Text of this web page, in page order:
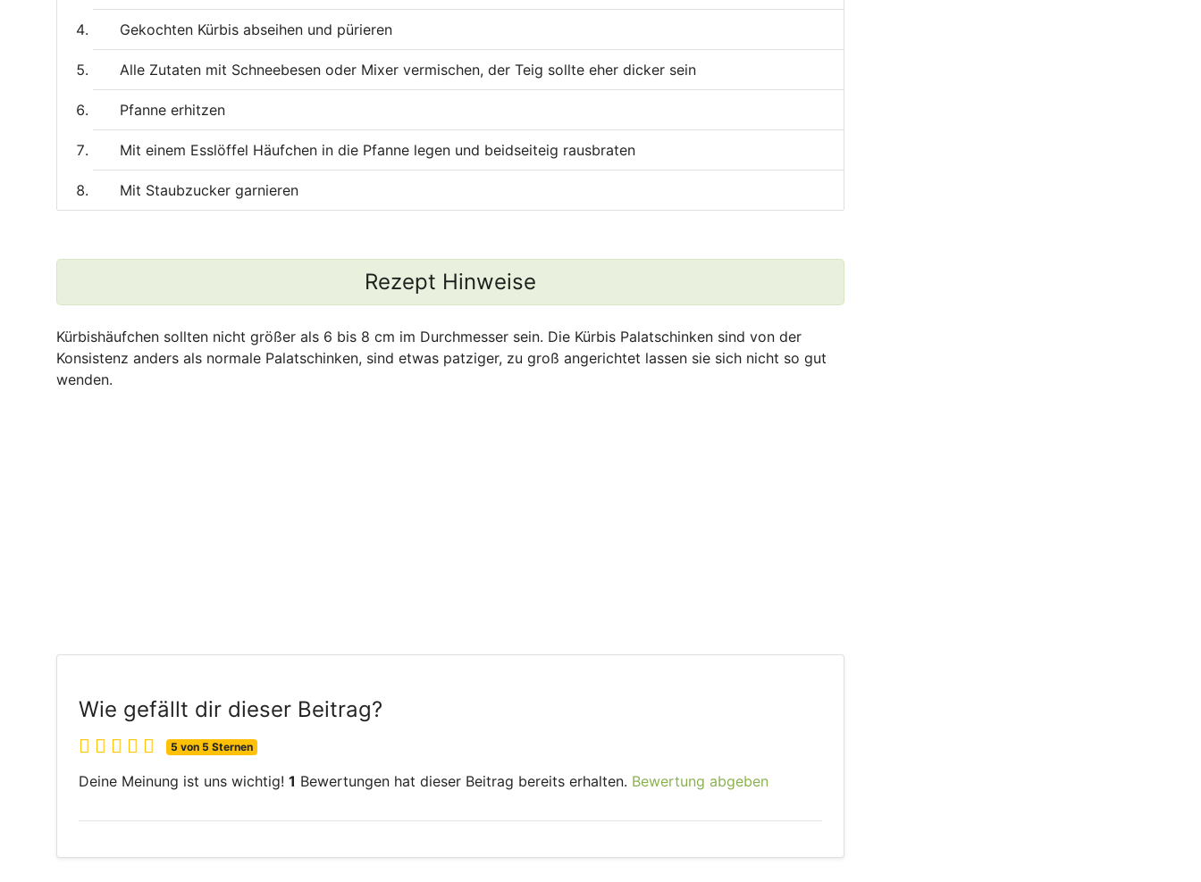
Gekochten Kürbis abseihen und pürieren
Alle Zutaten mit Schneebesen oder Mixer vermischen, der Teig sollte eher dicker sein
Pfanne erhitzen
Mit einem Esslöffel Häufchen in die Pfanne legen und beidseiteig rausbraten
Mit Staubzucker garnieren
Rezept Hinweise
Kürbishäufchen sollten nicht größer als 6 bis 8 cm im Durchmesser sein. Die Kürbis Palatschinken sind von der
Konsistenz anders als normale Palatschinken, sind etwas patziger, zu groß angerichtet lassen sie sich nicht so gut
wenden.
Wie gefällt dir dieser Beitrag?
5 von 5 Sternen
Deine Meinung ist uns wichtig! 1 Bewertungen hat dieser Beitrag bereits erhalten. Bewertung abgeben